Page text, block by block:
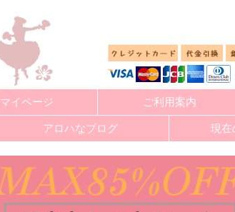
マイページ ご利用案内
アロハなブログ 現在